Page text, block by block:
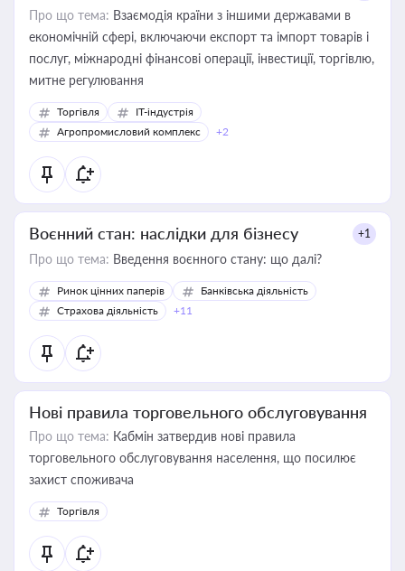
Про що тема: Взаємодія країни з іншими державами в
економічній сфері, включаючи експорт та імпорт товарів і
послуг, міжнародні фінансові операції, інвестиції, торгівлю,
митне регулювання
Торгівля
IT-індустрія
Агропромисловий комплекс
+2
Воєнний стан: наслідки для бізнесу +1
Про що тема: Введення воєнного стану: що далі?
Ринок цінних паперів
Банківська діяльність
Страхова діяльність
+11
Нові правила торговельного обслуговування
Про що тема: Кабмін затвердив нові правила
торговельного обслуговування населення, що посилює
захист споживача
Торгівля